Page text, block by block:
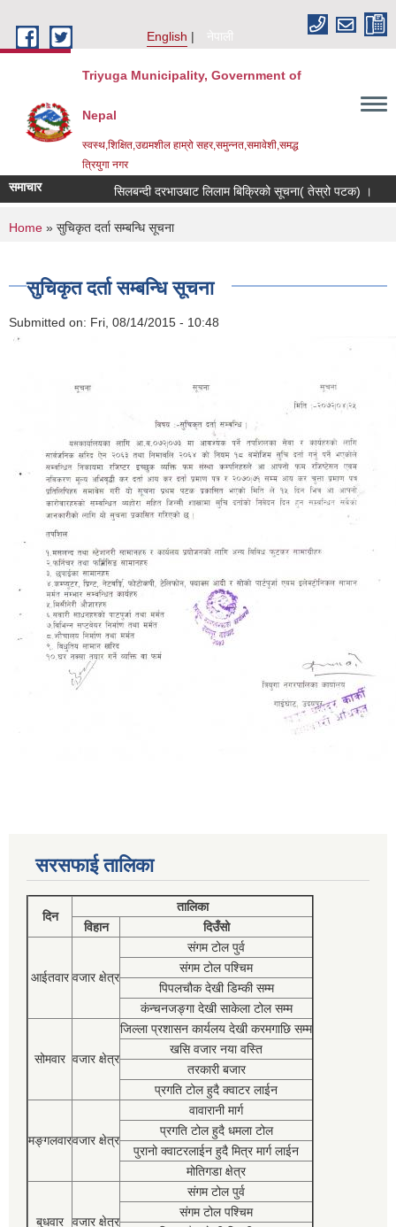
English
नेपाली
Triyuga Municipality, Government of
Nepal
स्वस्थ,शिक्षित,उद्यमशील हाम्रो सहर,समुन्नत,समावेशी,समद्ध
त्रियुगा नगर
समाचार सिलबन्दी दरभाउबाट लिलाम बिक्रिको सूचना( तेस्रो पटक) ।
You are here
Home » सुचिकृत दर्ता सम्बन्धि सूचना
सुचिकृत दर्ता सम्बन्धि सूचना
Submitted on: Fri, 08/14/2015 - 10:48
सरसफाई तालिका
दिन
तालिका
विहान
दिउँसो
आईतवार वजार क्षेत्र
संगम टोल पुर्व
संगम टोल पश्चिम
पिपलचौक देखी डिम्की सम्म
कंन्चनजङ्गा देखी साकेला टोल सम्म
सोमवार वजार क्षेत्र
जिल्ला प्रशासन कार्यलय देखी करमगाछि सम्म
खसि वजार नया वस्ति
तरकारी बजार
प्रगति टोल हुदै क्वाटर लाईन
मङ्गलवारवजार क्षेत्र
वावारानी मार्ग
प्रगति टोल हुदै धमला टोल
पुरानो क्वाटरलाईन हुदै मित्र मार्ग लाईन
मोतिगडा क्षेत्र
बुधवार वजार क्षेत्र
संगम टोल पुर्व
संगम टोल पश्चिम